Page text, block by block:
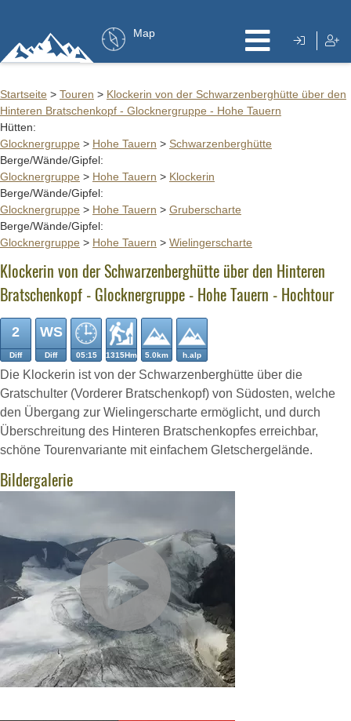
Map
Startseite > Touren > Klockerin von der Schwarzenberghütte über den
Hinteren Bratschenkopf - Glocknergruppe - Hohe Tauern
Hütten:
Glocknergruppe > Hohe Tauern > Schwarzenberghütte
Berge/Wände/Gipfel:
Glocknergruppe > Hohe Tauern > Klockerin
Berge/Wände/Gipfel:
Glocknergruppe > Hohe Tauern > Gruberscharte
Berge/Wände/Gipfel:
Glocknergruppe > Hohe Tauern > Wielingerscharte
Klockerin von der Schwarzenberghütte über den Hinteren
Bratschenkopf - Glocknergruppe - Hohe Tauern - Hochtour
2
Diff
WS
Diff 05:15 1315Hm 5.0km h.alp
Die Klockerin ist von der Schwarzenberghütte über die
Gratschulter (Vorderer Bratschenkopf) von Südosten, welche
den Übergang zur Wielingerscharte ermöglicht, und durch
Überschreitung des Hinteren Bratschenkopfes erreichbar,
schöne Tourenvariante mit einfachem Gletschergelände.
Bildergalerie